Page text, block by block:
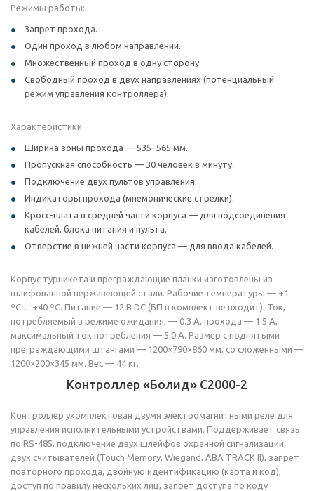
Режимы работы:
Запрет прохода.
Один проход в любом направлении.
Множественный проход в одну сторону.
Свободный проход в двух направлениях (потенциальный
режим управления контроллера).
Характеристики:
Ширина зоны прохода — 535–565 мм.
Пропускная способность — 30 человек в минуту.
Подключение двух пультов управления.
Индикаторы прохода (мнемонические стрелки).
Кросс-плата в средней части корпуса — для подсоединения
кабелей, блока питания и пульта.
Отверстие в нижней части корпуса — для ввода кабелей.
Корпус турникета и преграждающие планки изготовлены из
шлифованной нержавеющей стали. Рабочие температуры — +1
ºС… +40 ºС. Питание — 12 В DC (БП в комплект не входит). Ток,
потребляемый в режиме ожидания, — 0.3 А, прохода — 1.5 А,
максимальный ток потребления — 5.0 А. Размер с поднятыми
преграждающими штангами — 1200×790×860 мм, со сложенными —
1200×200×345 мм. Вес — 44 кг.
Контроллер «Болид» С2000-2
Контроллер укомплектован двумя электромагнитными реле для
управления исполнительными устройствами. Поддерживает связь
по RS-485, подключение двух шлейфов охранной сигнализации,
двух считывателей (Touch Memory, Wiegand, ABA TRACK II), запрет
повторного прохода, двойную идентификацию (карта и код),
доступ по правилу нескольких лиц, запрет доступа по коду